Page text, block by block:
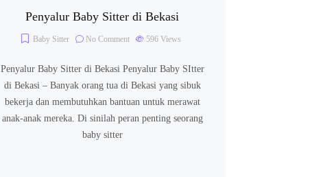
Penyalur Baby Sitter di Bekasi
Baby Sitter No Comment 596 Views
Penyalur Baby Sitter di Bekasi Penyalur Baby SItter
di Bekasi – Banyak orang tua di Bekasi yang sibuk
bekerja dan membutuhkan bantuan untuk merawat
anak-anak mereka. Di sinilah peran penting seorang
baby sitter